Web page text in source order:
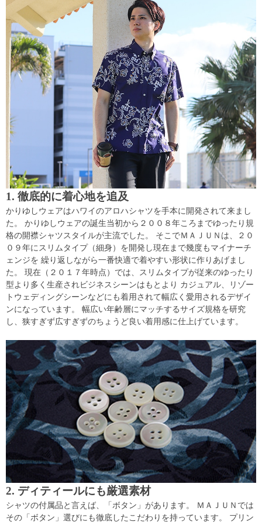
1. 徹底的に着心地を追及
かりゆしウェアはハワイのアロハシャツを手本に開発されて来まし
た。 かりゆしウェアの誕生当初から２００８年ころまでゆったり規
格の開襟シャツスタイルが主流でした。 そこでＭＡＪＵＮは、２０
０９年にスリムタイプ（細身）を開発し現在まで幾度もマイナーチ
ェンジを 繰り返しながら一番快適で着やすい形状に作りあげまし
た。 現在（２０１７年時点）では、スリムタイプが従来のゆったり
型より多く生産されビジネスシーンはもとより カジュアル、リゾー
トウェディングシーンなどにも着用されて幅広く愛用されるデザイ
ンになっています。 幅広い年齢層にマッチするサイズ規格を研究
し、狭すぎず広すぎずのちょうど良い着用感に仕上げています。
2. ディティールにも厳選素材
シャツの付属品と言えば、「ボタン」があります。 ＭＡＪＵＮでは
その「ボタン」選びにも徹底したこだわりを持っています。 プリン